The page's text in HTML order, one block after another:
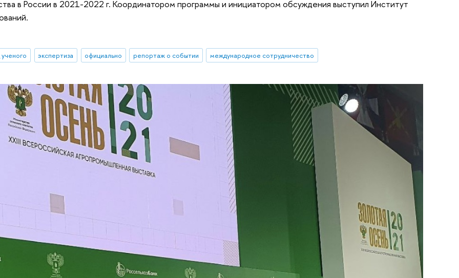
в России в 2021-2022 г. Координатором программы и инициатором обсуждения выступил Институт
ученого экспертиза официально репортаж о событии международное сотрудничество